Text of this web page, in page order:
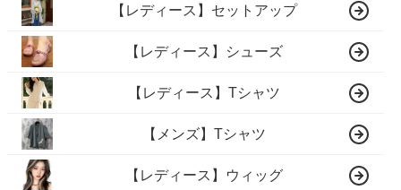
【レディース】セットアップ
【レディース】シューズ
【レディース】Tシャツ
【メンズ】Tシャツ
【レディース】ウィッグ